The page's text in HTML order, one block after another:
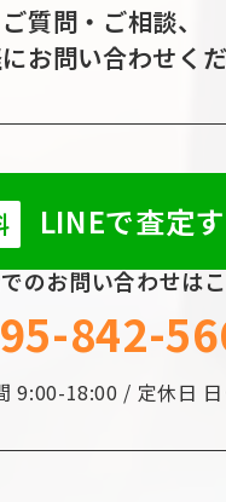
ご質問・ご相談、
お問い合わせく
LINEで査定
のお問い合わせは
842-
9:00-18:00 / 定休日 日